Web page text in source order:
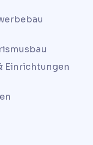
Einrichtungen